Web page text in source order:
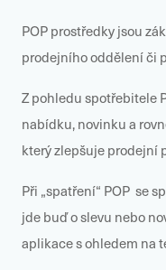
POP prostředky jsou
prodejního oddělení či
Z pohledu spotřebitele
nabídku, novinku a
který zlepšuje prodejní
Při „spatření“ POP se
jde buď o slevu nebo
aplikace s ohledem na